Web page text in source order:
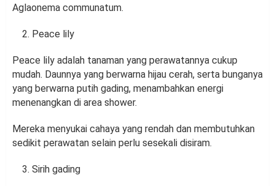
Aglaonema communatum.
Peace lily
Peace lily adalah tanaman yang perawatannya cukup
mudah. Daunnya yang berwarna hijau cerah, serta bunganya
yang berwarna putih gading, menambahkan energi
menenangkan di area shower.
Mereka menyukai cahaya yang rendah dan membutuhkan
sedikit perawatan selain perlu sesekali disiram.
Sirih gading